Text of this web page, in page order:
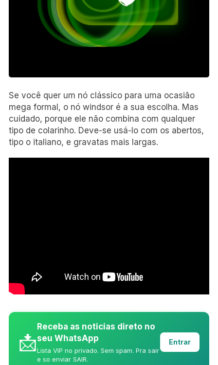
Se você quer um nó clássico para uma ocasião
mega formal, o nó windsor é a sua escolha. Mas
cuidado, porque ele não combina com qualquer
tipo de colarinho. Deve-se usá-lo com os abertos,
tipo o italiano, e gravatas mais largas.
📩
Receba as noticias direto no
seu WhatsApp
Lista VIP no privado. Sem spam. Pra sair
e so enviar SAIR.
Entrar